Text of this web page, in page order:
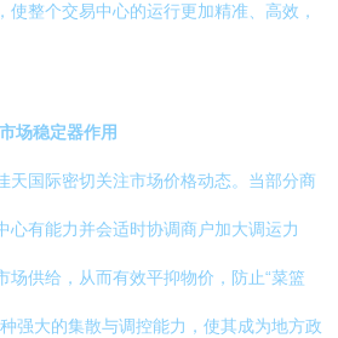
使整个交易中心的运行更加精准、高效，
场稳定器作用
天国际密切关注市场价格动态。当部分商
心有能力并会适时协调商户加大调运力
场供给，从而有效平抑物价，防止“菜篮
强大的集散与调控能力，使其成为地方政